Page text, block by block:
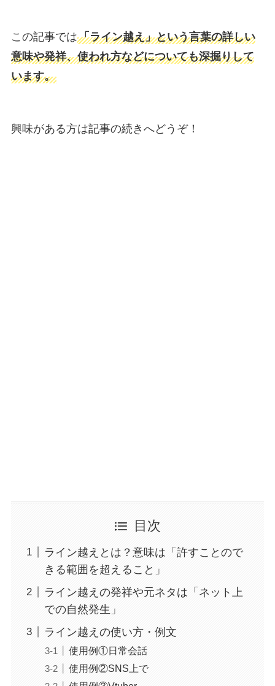
この記事では「ライン越え」という言葉の詳しい
意味や発祥、使われ方などについても深掘りして
います。
興味がある方は記事の続きへどうぞ！
目次
ライン越えとは？意味は「許すことので
きる範囲を超えること」
ライン越えの発祥や元ネタは「ネット上
での自然発生」
ライン越えの使い方・例文
使用例①日常会話
使用例②SNS上で